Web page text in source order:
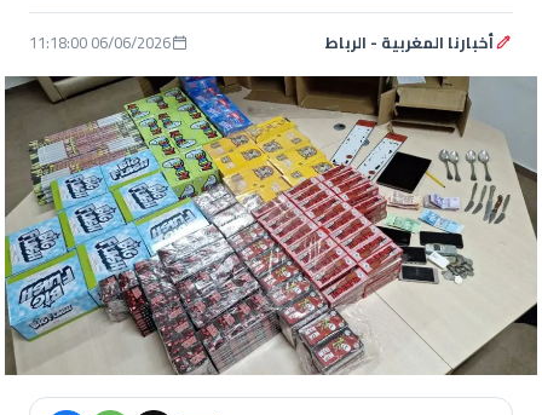
أخبارنا المغربية - الرباط 06/06/2026 11:18:00